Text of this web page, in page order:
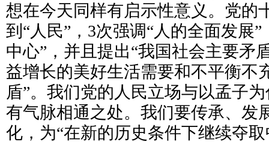
想在今天同样有启示性意义。党的
到“人民”，3次强调“人的全面发展
中心”，并且提出“我国社会主要矛
益增长的美好生活需要和不平衡不
盾”。我们党的人民立场与以孟子
有气脉相通之处。我们要传承、发
化，为“在新的历史条件下继续夺